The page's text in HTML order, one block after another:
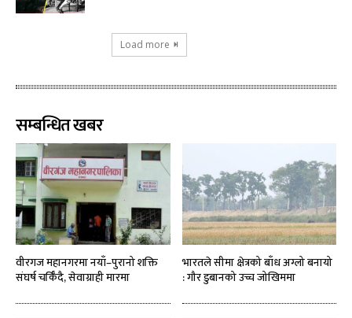
Load more
सम्बन्धित खबर
वीरगज महानगरमा नयाँ–पुरानो शक्ति
संघर्ष चर्किँदै, सेवाग्राही मारमा
भारतले सीमा क्षेत्रको बाँध अग्लो बनायो
: गौर डुबानको उच्च जोखिममा